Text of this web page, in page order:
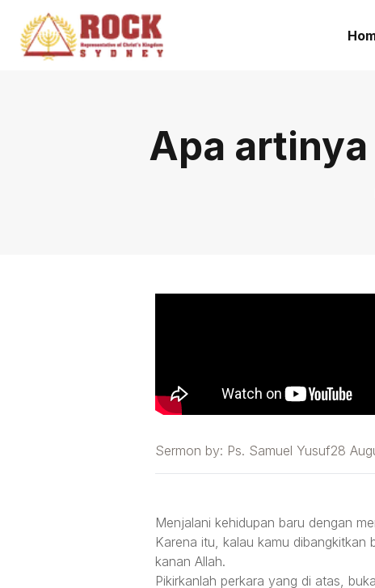
Apa
Sermon by: Ps. Samuel Yusuf28
Menjalani kehidupan baru dengan
Karena itu, kalau kamu
kanan Allah.
Pikirkanlah perkara yang di atas,